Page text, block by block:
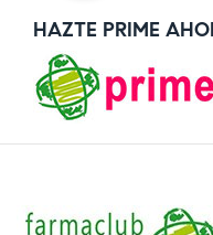
HAZTE PRIME